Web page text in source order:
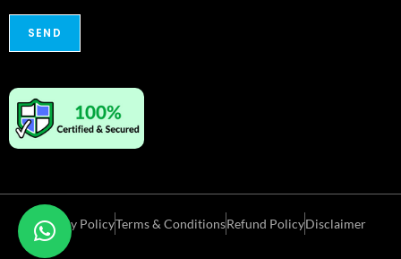
Privacy PolicyTerms & ConditionsRefund PolicyDisclaimer